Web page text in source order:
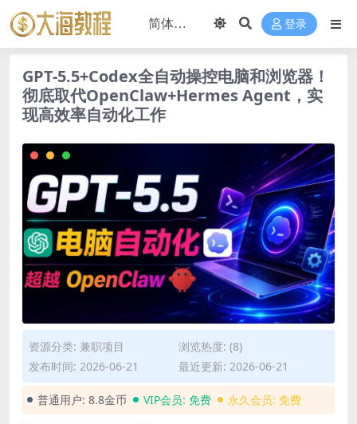
登录
GPT-5.5+Codex全自动操控电脑和浏览器！
彻底取代OpenClaw+Hermes Agent，实
现高效率自动化工作
资源分类: 兼职项目
浏览热度: (8)
发布时间: 2026-06-21
最近更新: 2026-06-21
普通用户: 8.8金币 VIP会员: 免费 永久会员: 免费